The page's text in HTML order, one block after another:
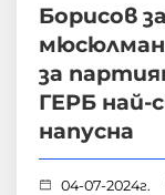
Борисов
за
ГЕРБ най-
напусна
04-07-2024г.